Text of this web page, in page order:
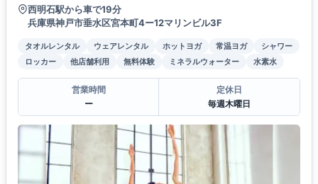
西明石駅から車で19分
兵庫県神戸市垂水区宮本町4ー12マリンビル3F
タオルレンタル ウェアレンタル ホットヨガ 常温ヨガ
シャワー
ロッカー
他店舗利用 無料体験 ミネラルウォーター 水素水
営業時間
ー
定休日
毎週木曜日